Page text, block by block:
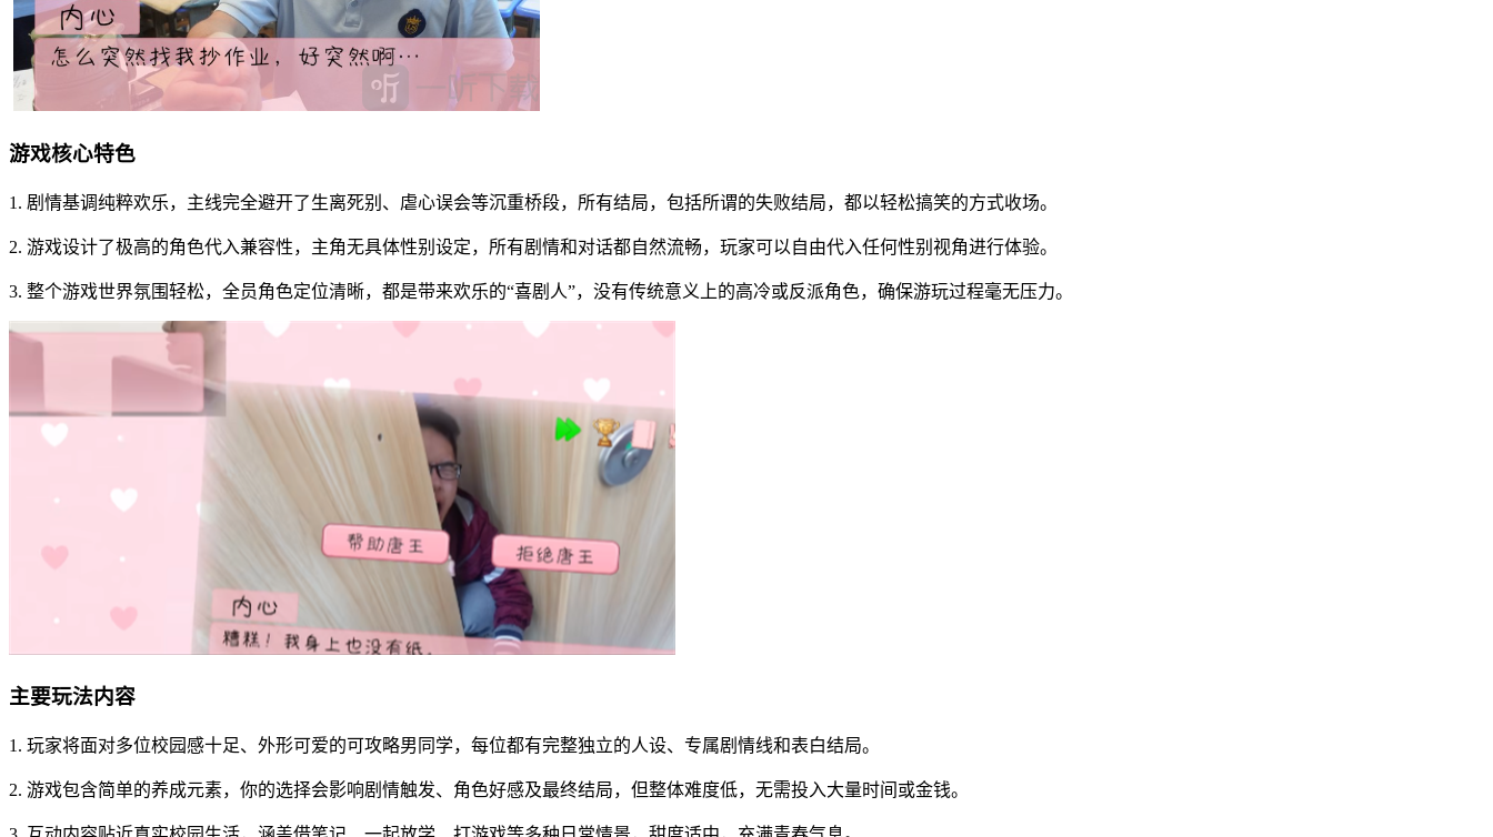
游戏核心特色
1. 剧情基调纯粹欢乐，主线完全避开了生离死别、虐心误会等沉重桥段，所有结局，包括所谓的失败结局，都以轻松搞笑的方式收场。
2. 游戏设计了极高的角色代入兼容性，主角无具体性别设定，所有剧情和对话都自然流畅，玩家可以自由代入任何性别视角进行体验。
3. 整个游戏世界氛围轻松，全员角色定位清晰，都是带来欢乐的“喜剧人”，没有传统意义上的高冷或反派角色，确保游玩过程毫无压力。
主要玩法内容
1. 玩家将面对多位校园感十足、外形可爱的可攻略男同学，每位都有完整独立的人设、专属剧情线和表白结局。
2. 游戏包含简单的养成元素，你的选择会影响剧情触发、角色好感及最终结局，但整体难度低，无需投入大量时间或金钱。